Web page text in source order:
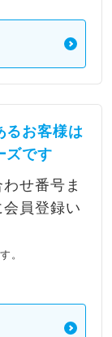
るお客様は
ズです
せ番号ま
員登録い
。